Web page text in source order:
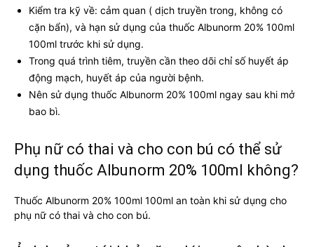
Kiểm tra kỹ về: cảm quan ( dịch truyền trong, không có
cặn bẩn), và hạn sử dụng của thuốc Albunorm 20% 100ml
100ml trước khi sử dụng.
Trong quá trình tiêm, truyền cần theo dõi chỉ số huyết áp
động mạch, huyết áp của người bệnh.
Nên sử dụng thuốc Albunorm 20% 100ml ngay sau khi mở
bao bì.
Phụ nữ có thai và cho con bú có thể sử
dụng thuốc Albunorm 20% 100ml không?
Thuốc Albunorm 20% 100ml 100ml an toàn khi sử dụng cho
phụ nữ có thai và cho con bú.